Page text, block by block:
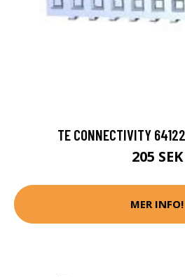
TE CONNECTIVITY
205 SEK
MER INFO!